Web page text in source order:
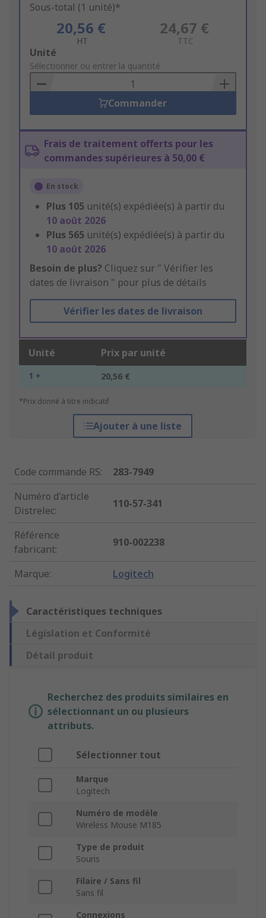
Sous-total (1 unité)*
20,56 €
HT
24,67 €
TTC
Add
to
Basket
Unité
Sélectionner ou entrer la quantité
Commander
Frais de traitement offerts pour les
commandes supérieures à 50,00 €
En stock
Plus 105 unité(s) expédiée(s) à partir du
10 août 2026
Plus 565 unité(s) expédiée(s) à partir du
10 août 2026
Besoin de plus? Cliquez sur " Vérifier les
dates de livraison " pour plus de détails
Vérifier les dates de livraison
Unité Prix par unité
1 + 20,56 €
*Prix donné à titre indicatif
Ajouter à une liste
Code commande RS:
283-7949
Numéro d'article
Distrelec:
110-57-341
Référence
fabricant:
910-002238
Marque: Logitech
Caractéristiques techniques
Législation et Conformité
Détail produit
Recherchez des produits similaires en
sélectionnant un ou plusieurs
attributs.
Sélectionner tout
Marque
Logitech
Numéro de modèle
Wireless Mouse M185
Type de produit
Souris
Filaire / Sans fil
Sans fil
Connexions